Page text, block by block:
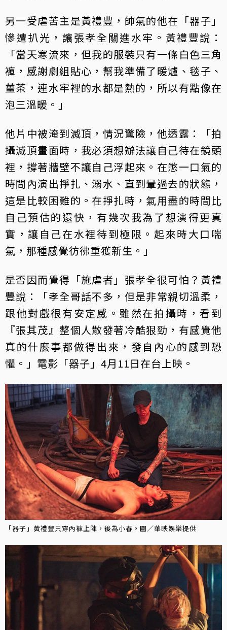
另一受虐苦主是黃禮豐，帥氣的他在「器子」
慘遭扒光，讓張孝全關進水牢。黃禮豐說：
「當天寒流來，但我的服裝只有一條白色三角
褲，感謝劇組貼心，幫我準備了暖爐、毯子、
薑茶，連水牢裡的水都是熱的，所以有點像在
泡三溫暖。」
他片中被淹到滅頂，情況驚險，他透露：「拍
攝滅頂畫面時，我必須想辦法讓自己待在鏡頭
裡，撐著牆壁不讓自己浮起來。在憋一口氣的
時間內演出掙扎、溺水、直到暈過去的狀態，
這是比較困難的。在掙扎時，氣用盡的時間比
自己預估的還快，有幾次我為了想演得更真
實，讓自己在水裡待到極限。起來時大口喘
氣，那種感覺彷彿重獲新生。」
是否因而覺得「施虐者」張孝全很可怕？黃禮
豐說：「孝全哥話不多，但是非常親切溫柔，
跟他對戲很有安定感。雖然在拍攝時，看到
『張其茂』整個人散發著冷酷狠勁，有感覺他
真的什麼事都做得出來，發自內心的感到恐
懼。」電影「器子」4月11日在台上映。
「器子」黃禮豐只穿內褲上陣，後為小春。圖／華映娛樂提供